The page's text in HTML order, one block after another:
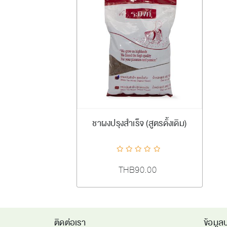
เพิ่มลงตะกร้า
ADDTOCART Quick ViewAddToCompareList
ชาผงปรุงสำเร็จ (สูตรดั้งเดิม)
THB90.00
ติดต่อเรา ข้อมูล